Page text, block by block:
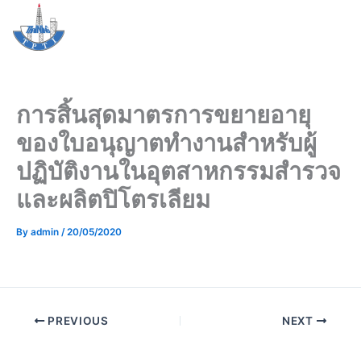
content
การสิ้นสุดมาตรการขยายอายุ
ของใบอนุญาตทำงานสำหรับผู้
ปฏิบัติงานในอุตสาหกรรมสำรวจ
และผลิตปิโตรเลียม
By admin /20/05/2020
PREVIOUS NEXT